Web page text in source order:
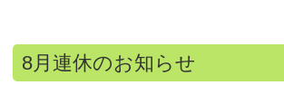
8月連休のお知らせ